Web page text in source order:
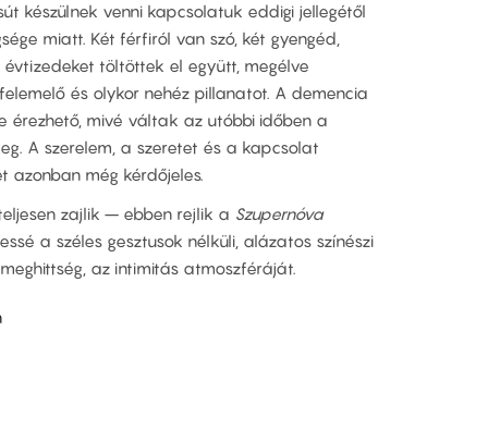
készülnek venni kapcsolatuk eddigi jellegétől
miatt. Két férfiról van szó, két gyengéd,
töltöttek el együtt, megélve
és olykor nehéz pillanatot. A demencia
érezhető, mivé váltak az utóbbi időben a
A szerelem, a szeretet és a kapcsolat
azonban még kérdőjeles.
zajlik – ebben rejlik a Szupernóva
a széles gesztusok nélküli, alázatos színészi
az intimitás atmoszféráját.